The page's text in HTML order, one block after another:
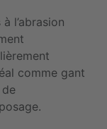
l’abrasion
comme gant